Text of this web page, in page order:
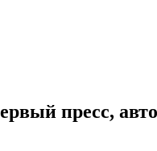
пресс,